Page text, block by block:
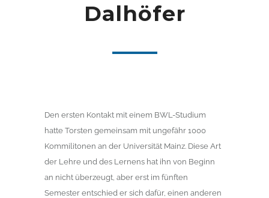
Dalhöfer
Den ersten Kontakt mit einem BWL-Studium
hatte Torsten gemeinsam mit ungefähr 1000
Kommilitonen an der Universität Mainz. Diese Art
der Lehre und des Lernens hat ihn von Beginn
an nicht überzeugt, aber erst im fünften
Semester entschied er sich dafür, einen anderen